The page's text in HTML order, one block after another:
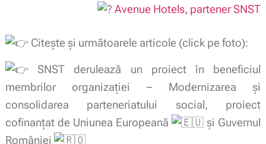
Avenue Hotels, partener SNST
Citește și următoarele articole (click pe foto):
SNSTderulează un proiect în beneficiul
membrilor organizației – Modernizarea și
consolidarea parteneriatului social, proiect
cofinanțat de Uniunea Europeană
și Guvernul
României